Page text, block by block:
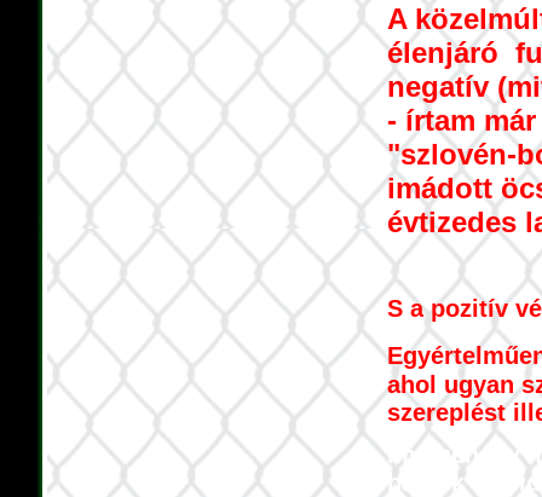
A
élenjáró
negatív
- írtam
"szlovén-
imádott
évtizedes
S a pozitív
ahol ugyan
szereplést
Íme néhány
bajnok és